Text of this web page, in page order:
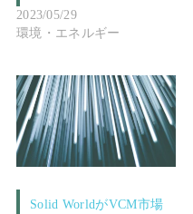
2023/05/29
環境・エネルギー
Solid WorldがVCM市場